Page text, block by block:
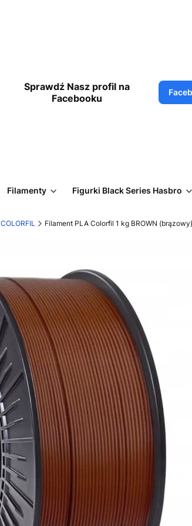
Sprawdź Nasz profil na
Facebooku
Filamenty Figurki Black Series Hasbro
COLORFIL Filament PLA Colorfil 1 kg BROWN (brązowy)